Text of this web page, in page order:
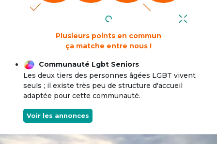
Plusieurs points en commun
ça matche entre nous !
Communauté Lgbt Seniors
Les deux tiers des personnes âgées LGBT vivent
seuls ; il existe très peu de structure d'accueil
adaptée pour cette communauté.
Voir les annonces